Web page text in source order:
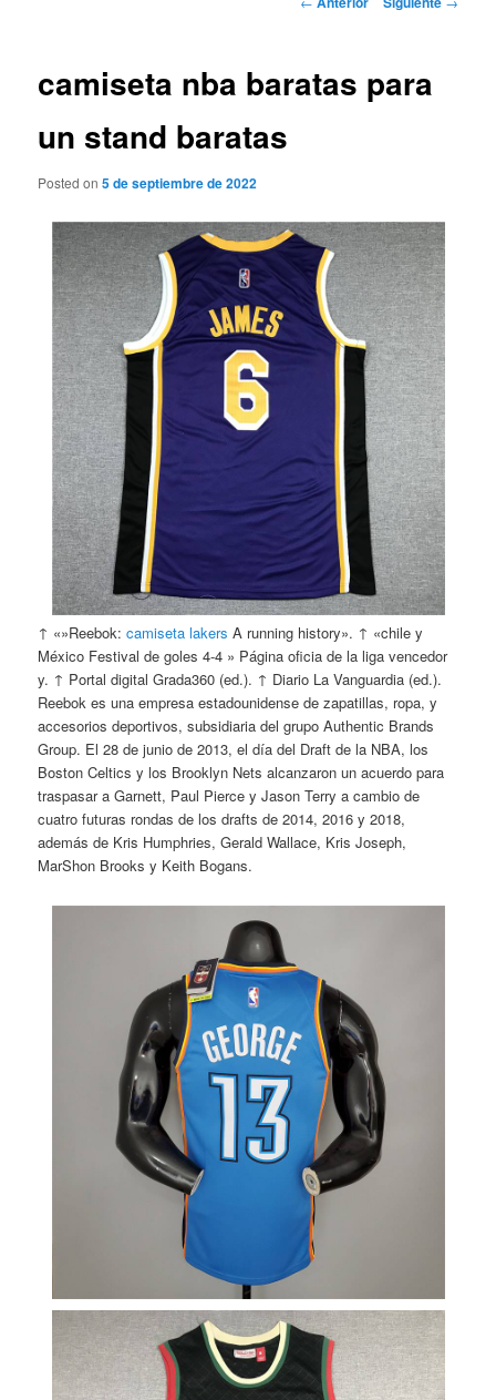
camiseta nba baratas para
un stand baratas
Posted on5 de septiembre de 2022
↑ «»Reebok:camiseta lakers A running history». ↑ «chile y
México Festival de goles 4-4 » Página oficia de la liga vencedor
y. ↑ Portal digital Grada360 (ed.). ↑ Diario La Vanguardia (ed.).
Reebok es una empresa estadounidense de zapatillas, ropa, y
accesorios deportivos, subsidiaria del grupo Authentic Brands
Group. El 28 de junio de 2013, el día del Draft de la NBA, los
Boston Celtics y los Brooklyn Nets alcanzaron un acuerdo para
traspasar a Garnett, Paul Pierce y Jason Terry a cambio de
cuatro futuras rondas de los drafts de 2014, 2016 y 2018,
además de Kris Humphries, Gerald Wallace, Kris Joseph,
MarShon Brooks y Keith Bogans.